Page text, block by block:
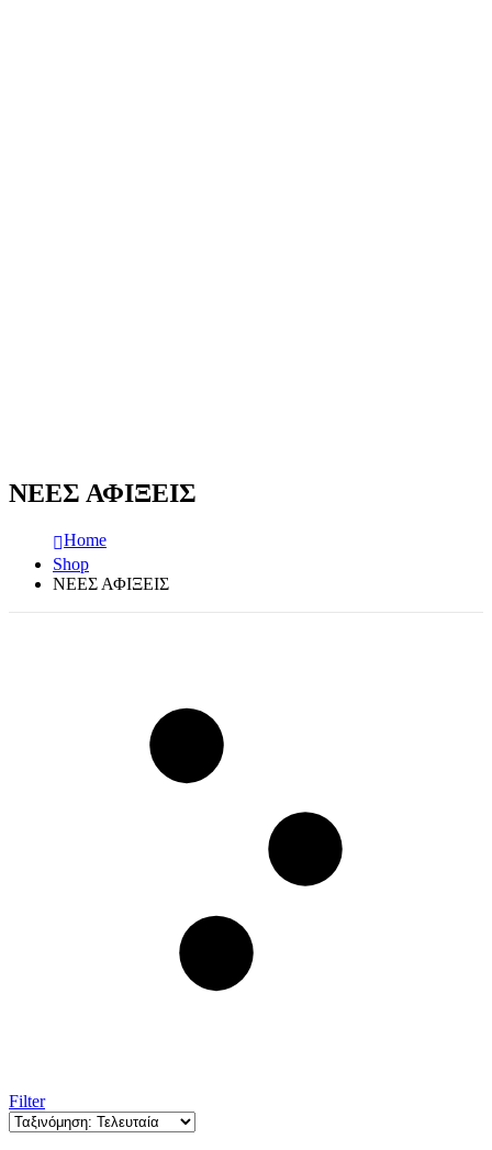
ΝΕΕΣ ΑΦΙΞΕΙΣ
Home
Shop
ΝΕΕΣ ΑΦΙΞΕΙΣ
Filter